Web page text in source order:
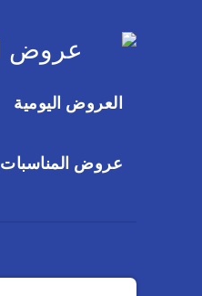
العروض اليومية
عروض المناسبات